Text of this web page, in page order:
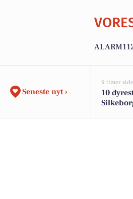
Seneste nyt ›
9 timer
10